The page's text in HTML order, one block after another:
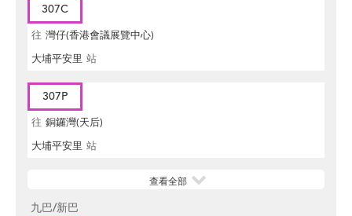
307C
往 灣仔(香港會議展覽中心)
大埔平安里 站
307P
往 銅鑼灣(天后)
大埔平安里 站
查看全部
九巴/新巴